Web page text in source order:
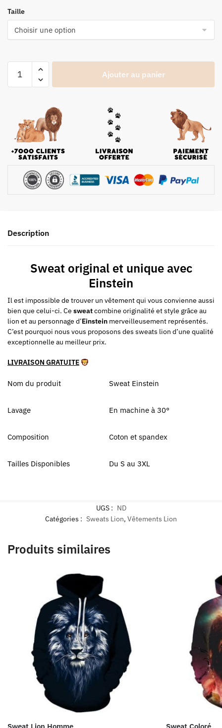
Taille
Ajouter au panier
Description
Sweat original et unique avec
Einstein
Il est impossible de trouver un vêtement qui vous convienne aussi
bien que celui-ci. Ce sweatcombine originalité et style grâce au
lion et au personnage d’Einstein merveilleusement représentés.
C’est pourquoi nous vous proposons des sweats lion d’une qualité
exceptionnelle au meilleur prix.
LIVRAISON GRATUITE
Nom du produit Sweat Einstein
Lavage En machine à 30°
Composition Coton et spandex
Tailles Disponibles Du S au 3XL
UGS : ND
Catégories : Sweats Lion, Vêtements Lion
Produits similaires